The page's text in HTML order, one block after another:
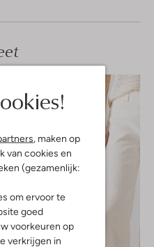
, maken op
van cookies en
(gezamenlijk:
om ervoor te
goed
voorkeuren op
verkrijgen in